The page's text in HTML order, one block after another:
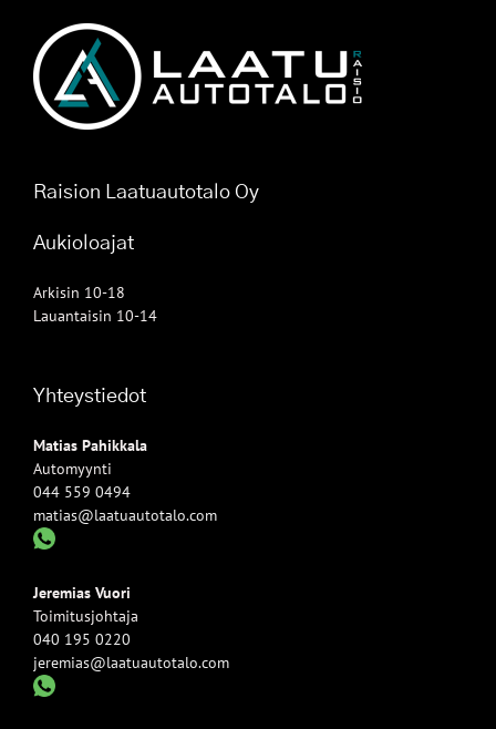
Raision Laatuautotalo Oy
Aukioloajat
Arkisin 10-18
Lauantaisin 10-14
Yhteystiedot
Matias Pahikkala
Automyynti
044 559 0494
matias@laatuautotalo.com
Jeremias Vuori
Toimitusjohtaja
040 195 0220
jeremias@laatuautotalo.com